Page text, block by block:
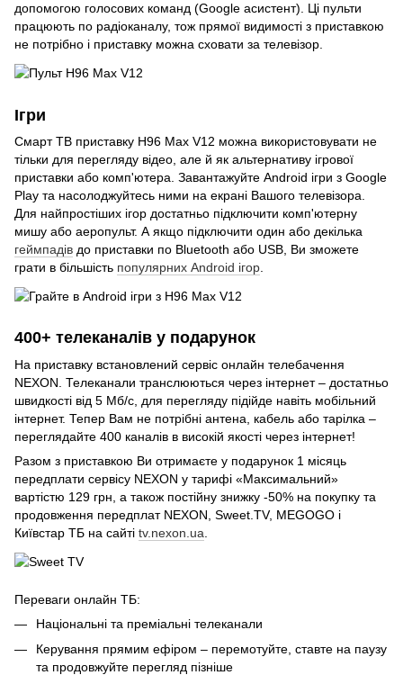
допомогою голосових команд (Google асистент). Ці пульти
працюють по радіоканалу, тож прямої видимості з приставкою
не потрібно і приставку можна сховати за телевізор.
Ігри
Смарт ТВ приставку H96 Max V12 можна використовувати не
тільки для перегляду відео, але й як альтернативу ігрової
приставки або комп'ютера. Завантажуйте Android ігри з Google
Play та насолоджуйтесь ними на екрані Вашого телевізора.
Для найпростіших ігор достатньо підключити комп'ютерну
мишу або аеропульт. А якщо підключити один або декілька
геймпадів до приставки по Bluetooth або USB, Ви зможете
грати в більшість популярних Android ігор
400+ телеканалів у подарунок
На приставку встановлений сервіс онлайн телебачення
NEXON. Телеканали транслюються через інтернет – достатньо
швидкості від 5 Мб/с, для перегляду підійде навіть мобільний
інтернет. Тепер Вам не потрібні антена, кабель або тарілка –
переглядайте 400 каналів в високій якості через інтернет!
Разом з приставкою Ви отримаєте у подарунок 1 місяць
передплати сервісу NEXON у тарифі «Максимальний»
вартістю 129 грн, а також постійну знижку -50% на покупку та
продовження передплат NEXON, Sweet.TV, MEGOGO і
Київстар ТБ на сайті tv.nexon.ua
Переваги онлайн ТБ:
Національні та преміальні телеканали
Керування прямим ефіром – перемотуйте, ставте на паузу
та продовжуйте перегляд пізніше